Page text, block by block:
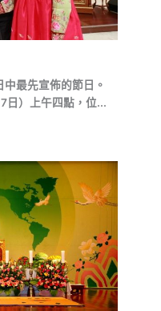
最先宣佈的節日。
日）上午四點，位...